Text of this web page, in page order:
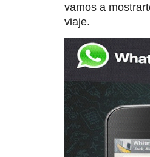
vamos a
viaje.